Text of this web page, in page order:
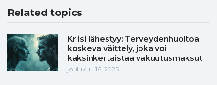
Related topics
Kriisi lähestyy: Terveydenhuoltoa
koskeva väittely, joka voi
kaksinkertaistaa vakuutusmaksut
joulukuu 16, 2025